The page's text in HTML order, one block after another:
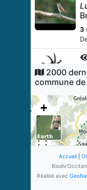
3
3
2
2000
commune de
+
Accueil|
Réalisé avec